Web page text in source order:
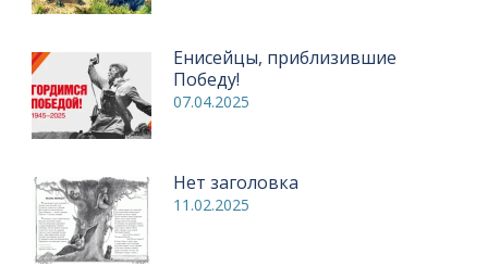
Енисейцы, приблизившие
Победу!
07.04.2025
Нет заголовка
11.02.2025